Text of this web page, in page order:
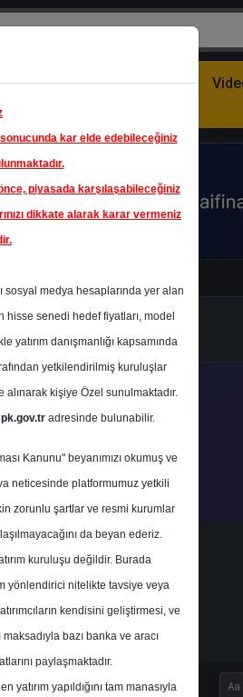
Partnerlerimiz
Detay
kar elde edebileceğiniz
piyasada karşılaşabileceğiniz
dikkate alarak karar vermeniz
medya hesaplarında yer alan
senedi hedef fiyatları, model
danışmanlığı kapsamında
yetkilendirilmiş kuruluşlar
kişiye Özel sunulmaktadır.
adresinde bulunabilir.
Kanunu" beyanımızı okumuş ve
neticesinde platformumuz yetkili
zorunlu şartlar ve resmi kurumlar
da beyan ederiz.
kuruluşu değildir. Burada
yönlendirici nitelikte tavsiye veya
kendisini geliştirmesi, ve
bazı banka ve aracı
paylaşmaktadır.
yapıldığını tam manasıyla